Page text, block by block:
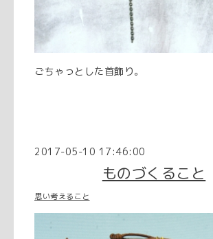
ごちゃっとした首飾り。
2017-05-10 17:46:00
ものづくること
思い考えること